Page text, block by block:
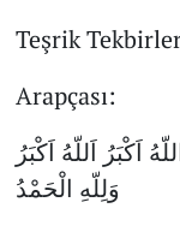
Teşrik
Arapçası:
اَكْبَرُ اَللّهُ اَكْبَرُ
وَلِلّهِ الْحَمْدُ